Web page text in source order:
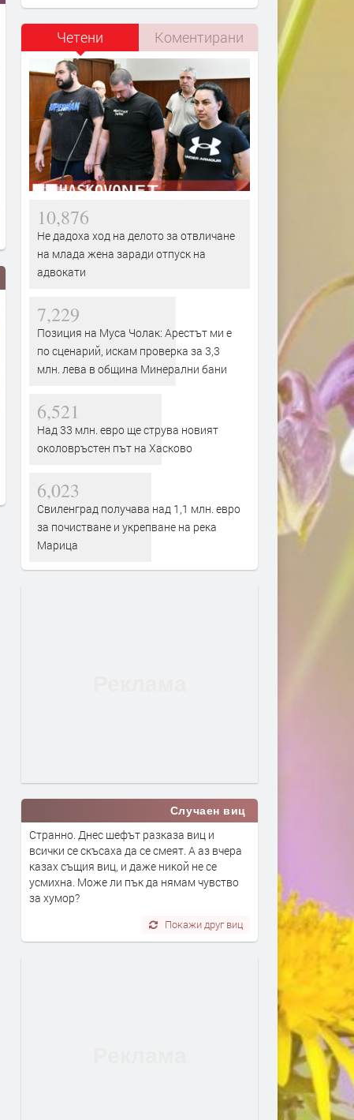
18-годишен е задържан за
смъртта на чичо си
преди 17 часа
„Димитровград“ със
старта на сезона
Четени Коментирани
10,876
Не дадоха ход на делото за отвличане
на млада жена заради отпуск на
адвокати
7,229
Позиция на Муса Чолак: Арестът ми е
по сценарий, искам проверка за 3,3
млн. лева в община Минерални бани
6,521
Над 33 млн. евро ще струва новият
околовръстен път на Хасково
6,023
Свиленград получава над 1,1 млн. евро
за почистване и укрепване на река
Марица
Случаен виц
Странно. Днес шефът разказа виц и
всички се скъсаха да се смеят. А аз вчера
казах същия виц, и даже никой не се
усмихна. Може ли пък да нямам чувство
за хумор?
Покажи друг виц